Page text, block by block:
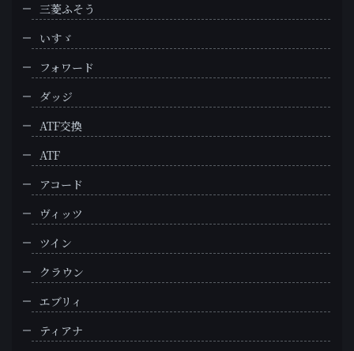
三菱ふそう
いすゞ
フォワード
ダッジ
ATF交換
ATF
アコード
ヴィッツ
ツイン
クラウン
エブリィ
ティアナ